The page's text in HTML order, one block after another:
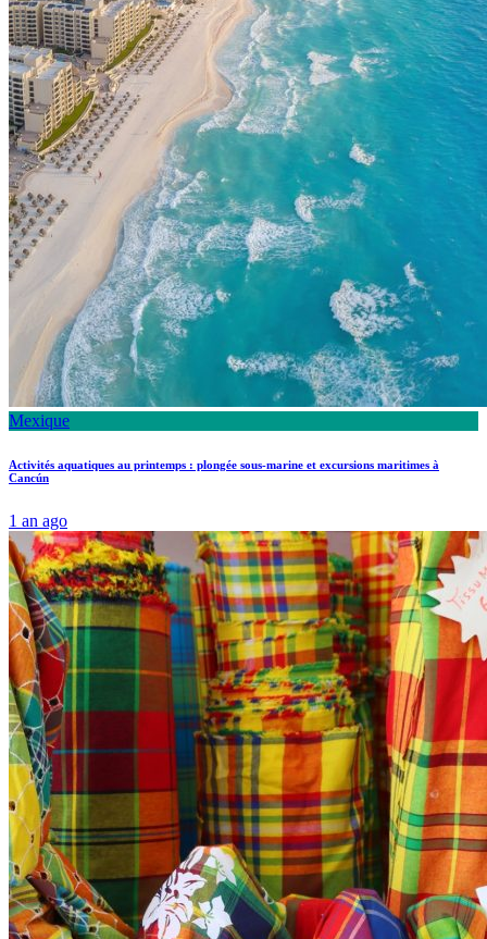
Mexique
Activités aquatiques au printemps : plongée sous-marine et excursions maritimes à
Cancún
1 an ago